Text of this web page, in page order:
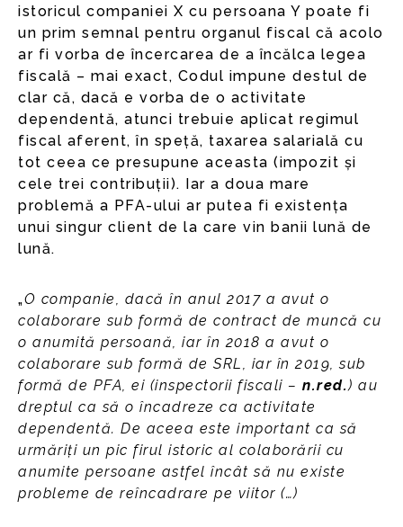
istoricul companiei X cu persoana Y poate fi
un prim semnal pentru organul fiscal că acolo
ar fi vorba de încercarea de a încălca legea
fiscală – mai exact, Codul impune destul de
clar că, dacă e vorba de o activitate
dependentă, atunci trebuie aplicat regimul
fiscal aferent, în speță, taxarea salarială cu
tot ceea ce presupune aceasta (impozit și
cele trei contribuții). Iar a doua mare
problemă a PFA-ului ar putea fi existența
unui singur client de la care vin banii lună de
lună.
„O companie, dacă în anul 2017 a avut o
colaborare sub formă de contract de muncă cu
o anumită persoană, iar în 2018 a avut o
colaborare sub formă de SRL, iar în 2019, sub
formă de PFA, ei (inspectorii fiscali – n.red.) au
dreptul ca să o încadreze ca activitate
dependentă. De aceea este important ca să
urmăriți un pic firul istoric al colaborării cu
anumite persoane astfel încât să nu existe
probleme de reîncadrare pe viitor (…)